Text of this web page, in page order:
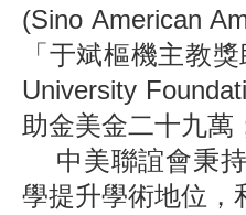
(Sino American
「于斌樞機主教
University
助金美金二十九萬
中美聯誼會秉持
學提升學術地位，